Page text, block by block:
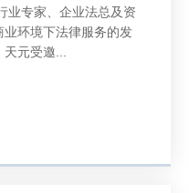
业专家、企业法总及资
环境下法律服务的发
元受邀...